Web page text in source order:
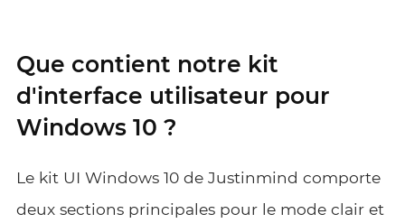
Que contient notre kit
d'interface utilisateur pour
Windows 10 ?
Le kit UI Windows 10 de Justinmind comporte
deux sections principales pour le mode clair et